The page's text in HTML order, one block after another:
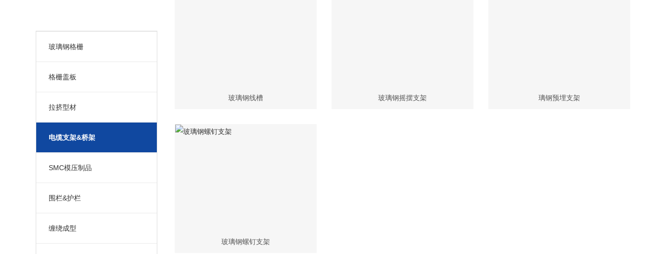
玻璃钢格栅
格栅盖板
拉挤型材
电缆支架&桥架
SMC模压制品
围栏&护栏
缠绕成型
玻璃钢线槽 玻璃钢摇摆支架 璃钢预埋支架
玻璃钢螺钉支架